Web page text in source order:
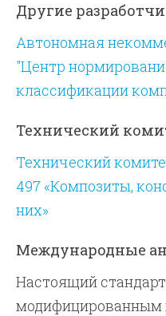
Другие
Автономная
"Центр
классификации
Технический
Технический
497 «Композиты,
них»
Международные
Настоящий
модифицированным